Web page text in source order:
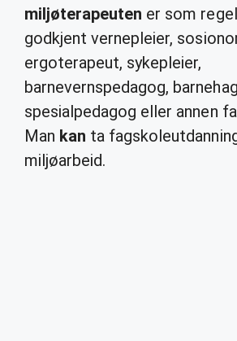
miljøterapeuten er som
godkjent vernepleier,
ergoterapeut, sykepleier,
barnevernspedagog,
spesialpedagog eller annen
Man kan ta
miljøarbeid.